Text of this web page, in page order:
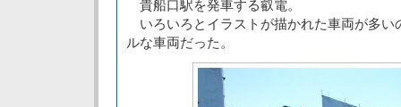
貴船口駅を発車する叡電。
いろいろとイラストが描かれた車両が多い
ルな車両だった。